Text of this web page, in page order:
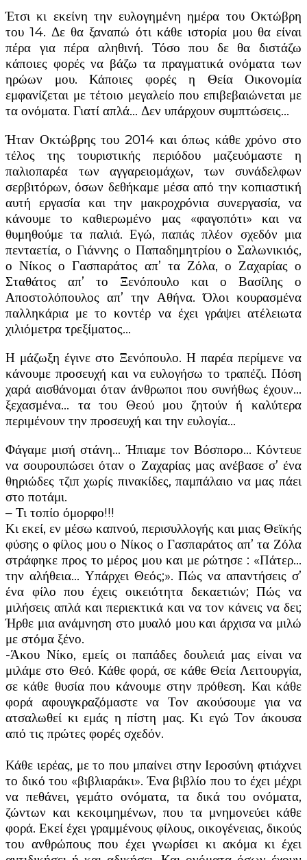
Έτσι κι εκείνη την ευλογημένη ημέρα του Οκτώβρη
του 14. Δε θα ξαναπώ ότι κάθε ιστορία μου θα είναι
πέρα για πέρα αληθινή. Τόσο που δε θα διστάζω
κάποιες φορές να βάζω τα πραγματικά ονόματα των
ηρώων μου. Κάποιες φορές η Θεία Οικονομία
εμφανίζεται με τέτοιο μεγαλείο που επιβεβαιώνεται με
τα ονόματα. Γιατί απλά… Δεν υπάρχουν συμπτώσεις…
Ήταν Οκτώβρης του 2014 και όπως κάθε χρόνο στο
τέλος της τουριστικής περιόδου μαζευόμαστε η
παλιοπαρέα των αγγαρειομάχων, των συνάδελφων
σερβιτόρων, όσων δεθήκαμε μέσα από την κοπιαστική
αυτή εργασία και την μακροχρόνια συνεργασία, να
κάνουμε το καθιερωμένο μας «φαγοπότι» και να
θυμηθούμε τα παλιά. Εγώ, παπάς πλέον σχεδόν μια
πενταετία, ο Γιάννης ο Παπαδημητρίου ο Σαλωνικιός,
ο Νίκος ο Γασπαράτος απ’ τα Ζόλα, ο Ζαχαρίας ο
Σταθάτος απ’ το Ξενόπουλο και ο Βασίλης ο
Αποστολόπουλος απ’ την Αθήνα. Όλοι κουρασμένα
παλληκάρια με το κοντέρ να έχει γράψει ατέλειωτα
χιλιόμετρα τρεξίματος…
Η μάζωξη έγινε στο Ξενόπουλο. Η παρέα περίμενε να
κάνουμε προσευχή και να ευλογήσω το τραπέζι. Πόση
χαρά αισθάνομαι όταν άνθρωποι που συνήθως έχουν…
ξεχασμένα… τα του Θεού μου ζητούν ή καλύτερα
περιμένουν την προσευχή και την ευλογία…
Φάγαμε μισή στάνη… Ήπιαμε τον Βόσπορο… Κόντευε
να σουρουπώσει όταν ο Ζαχαρίας μας ανέβασε σ’ ένα
θηριώδες τζιπ χωρίς πινακίδες, παμπάλαιο να μας πάει
στο ποτάμι.
– Τι τοπίο όμορφο!!!
Κι εκεί, εν μέσω καπνού, περισυλλογής και μιας Θεϊκής
φύσης ο φίλος μου ο Νίκος ο Γασπαράτος απ’ τα Ζόλα
στράφηκε προς το μέρος μου και με ρώτησε : «Πάτερ…
την αλήθεια… Υπάρχει Θεός;». Πώς να απαντήσεις σ’
ένα φίλο που έχεις οικειότητα δεκαετιών; Πώς να
μιλήσεις απλά και περιεκτικά και να τον κάνεις να δει;
Ήρθε μια ανάμνηση στο μυαλό μου και άρχισα να μιλώ
με στόμα ξένο.
-Άκου Νίκο, εμείς οι παπάδες δουλειά μας είναι να
μιλάμε στο Θεό. Κάθε φορά, σε κάθε Θεία Λειτουργία,
σε κάθε θυσία που κάνουμε στην πρόθεση. Και κάθε
φορά αφουγκραζόμαστε να Τον ακούσουμε για να
ατσαλωθεί κι εμάς η πίστη μας. Κι εγώ Τον άκουσα
από τις πρώτες φορές σχεδόν.
Κάθε ιερέας, με το που μπαίνει στην Ιεροσύνη φτιάχνει
το δικό του «βιβλιαράκι». Ένα βιβλίο που το έχει μέχρι
να πεθάνει, γεμάτο ονόματα, τα δικά του ονόματα,
ζώντων και κεκοιμημένων, που τα μνημονεύει κάθε
φορά. Εκεί έχει γραμμένους φίλους, οικογένειας, δικούς
του ανθρώπους που έχει γνωρίσει κι ακόμα κι έχει